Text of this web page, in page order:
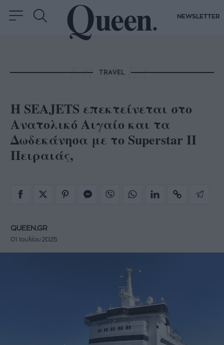
NEWSLETTER
TRAVEL
Η SEAJETS επεκτείνεται στο
Ανατολικό Αιγαίο και τα
Δωδεκάνησα με το Superstar II
Πειραιάς,
QUEEN.GR
01 Ιουλίου 2025